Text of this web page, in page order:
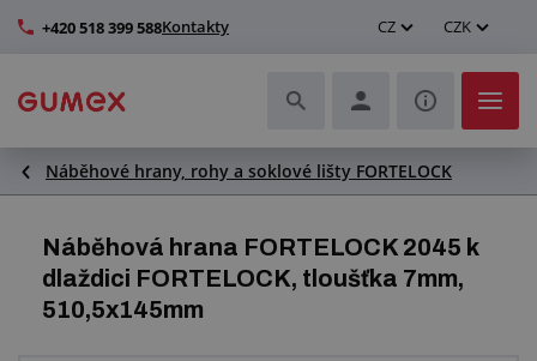
+420 518 399 588Kontakty CZ CZK
Hadice a jejich kompletace
Profily a výroba těsnění
Technické plasty
Náběhové hrany, rohy a soklové lišty FORTELOCK
Náběhová hrana FORTELOCK 2045 k
dlaždici FORTELOCK, tloušťka 7mm,
510,5x145mm